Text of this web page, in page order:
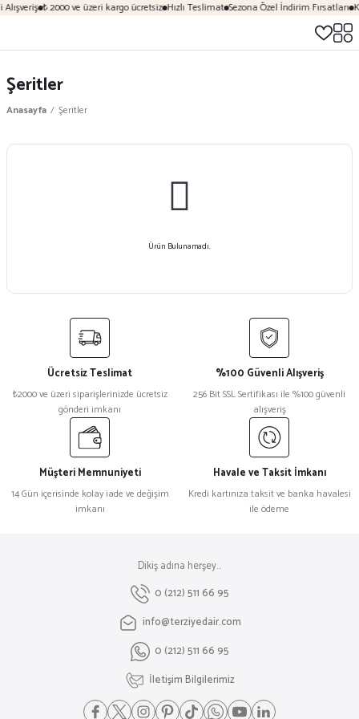
₺ 2000 ve üzeri kargo ücretsiz Hızlı Teslimat Sezona Özel İndirim Fırsatları
Şeritler
Anasayfa Şeritler
Ürün Bulunamadı.
Ücretsiz Teslimat
₺2000 ve üzeri siparişlerinizde ücretsiz
gönderi imkanı
%100 Güvenli Alışveriş
256 Bit SSL Sertifikası ile %100 güvenli
alışveriş
Müşteri Memnuniyeti
14 Gün içerisinde kolay iade ve değişim
imkanı
Havale ve Taksit İmkanı
Kredi kartınıza taksit ve banka havalesi
ile ödeme
Dikiş adına herşey...
0 (212) 511 66 95
info@terziyedair.com
0 (212) 511 66 95
İletişim Bilgilerimiz